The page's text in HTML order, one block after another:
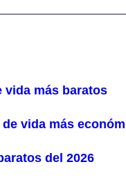
vida más baratos
vida más
del 2026